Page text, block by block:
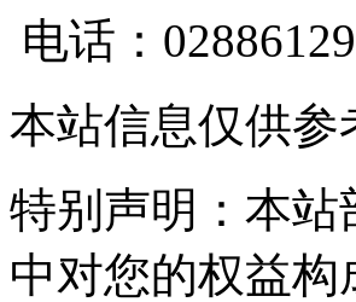
电话：
本站信息仅供
特别声明：本
中对您的权益